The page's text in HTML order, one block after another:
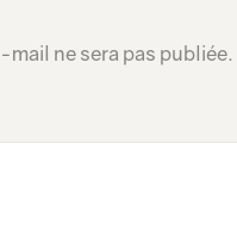
mail ne sera pas publiée.